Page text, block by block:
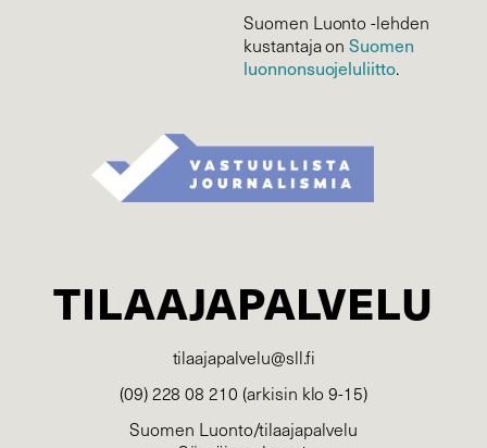
Suomen Luonto -lehden
kustantaja onSuomen
luonnonsuojelu­liitto.
TILAAJAPALVELU
tilaajapalvelu@sll.fi
(09) 228 08 210 (arkisin klo 9-15)
Suomen Luonto/tilaajapalvelu